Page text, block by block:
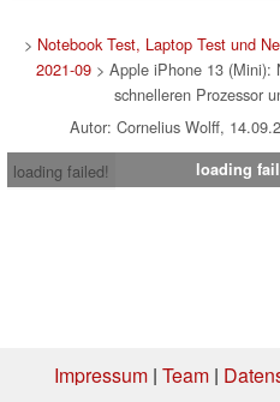
> Notebook Test, Laptop Test und
2021-09 > Apple iPhone 13 (Mini):
schnelleren Prozessor
Autor: Cornelius Wolff,
loading failed!
loading
Impressum| Team|